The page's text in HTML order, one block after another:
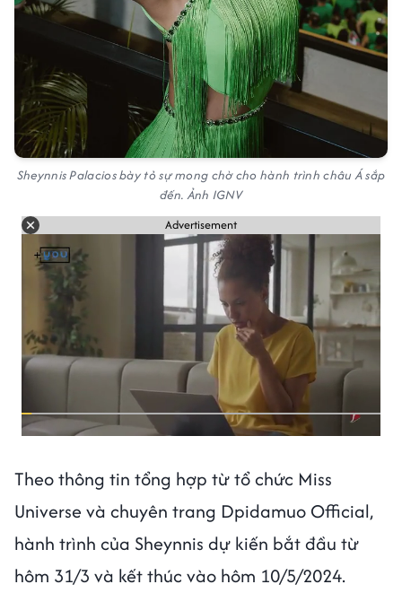
Sheynnis Palacios bày tỏ sự mong chờ cho hành trình châu Á sắp
đến. Ảnh IGNV
Advertisement
Theo thông tin tổng hợp từ tổ chức Miss
Universe và chuyên trang Dpidamuo Official,
hành trình của Sheynnis dự kiến bắt đầu từ
hôm 31/3 và kết thúc vào hôm 10/5/2024.